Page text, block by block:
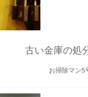
古い金庫の処
お掃除マン5